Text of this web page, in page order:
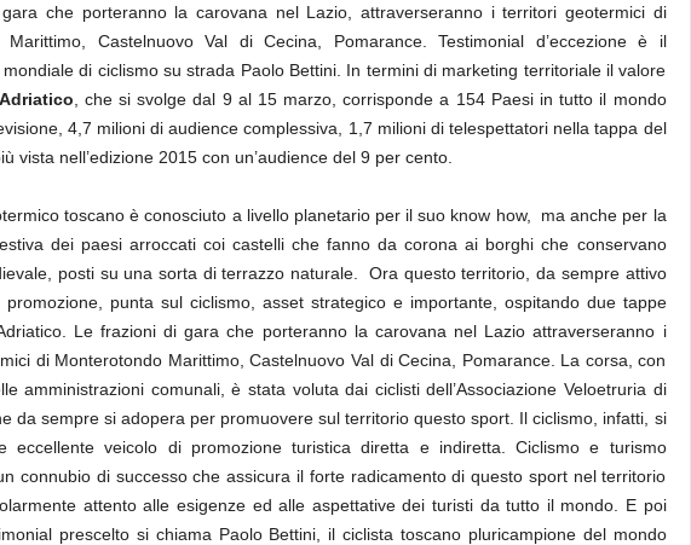
che porteranno la carovana nel Lazio, attraverseranno i territori geotermici di
Marittimo, Castelnuovo Val di Cecina, Pomarance. Testimonial d’eccezione è il
di ciclismo su strada Paolo Bettini. In termini di marketing territoriale il valore
, che si svolge dal 9 al 15 marzo, corrisponde a 154 Paesi in tutto il mondo
4,7 milioni di audience complessiva, 1,7 milioni di telespettatori nella tappa del
vista nell’edizione 2015 con un’audience del 9 per cento.
toscano è conosciuto a livello planetario per il suo know how, ma anche per la
dei paesi arroccati coi castelli che fanno da corona ai borghi che conservano
posti su una sorta di terrazzo naturale. Ora questo territorio, da sempre attivo
promozione, punta sul ciclismo, asset strategico e importante, ospitando due tappe
Le frazioni di gara che porteranno la carovana nel Lazio attraverseranno i
di Monterotondo Marittimo, Castelnuovo Val di Cecina, Pomarance. La corsa, con
amministrazioni comunali, è stata voluta dai ciclisti dell’Associazione Veloetruria di
da sempre si adopera per promuovere sul territorio questo sport. Il ciclismo, infatti, si
eccellente veicolo di promozione turistica diretta e indiretta. Ciclismo e turismo
connubio di successo che assicura il forte radicamento di questo sport nel territorio
attento alle esigenze ed alle aspettative dei turisti da tutto il mondo. E poi
prescelto si chiama Paolo Bettini, il ciclista toscano pluricampione del mondo